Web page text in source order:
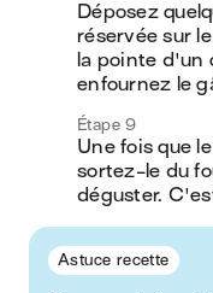
Déposez
réservée sur
la pointe d'un
enfournez le
Étape 9
Une fois que
sortez-le du
déguster.
Astuce recette